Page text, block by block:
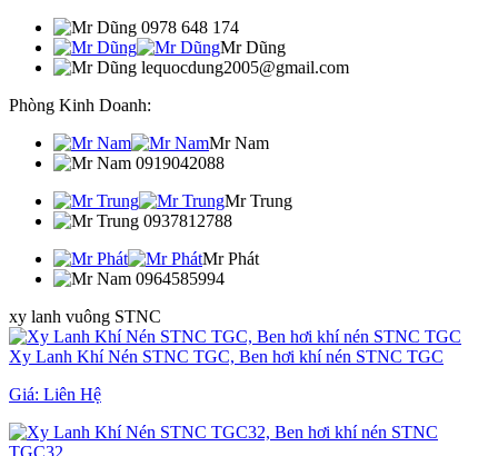
0978 648 174
Mr Dũng
lequocdung2005@gmail.com
Phòng Kinh Doanh:
Mr Nam
0919042088
Mr Trung
0937812788
Mr Phát
0964585994
xy lanh vuông STNC
Xy Lanh Khí Nén STNC TGC, Ben hơi khí nén STNC TGC
Giá: Liên Hệ